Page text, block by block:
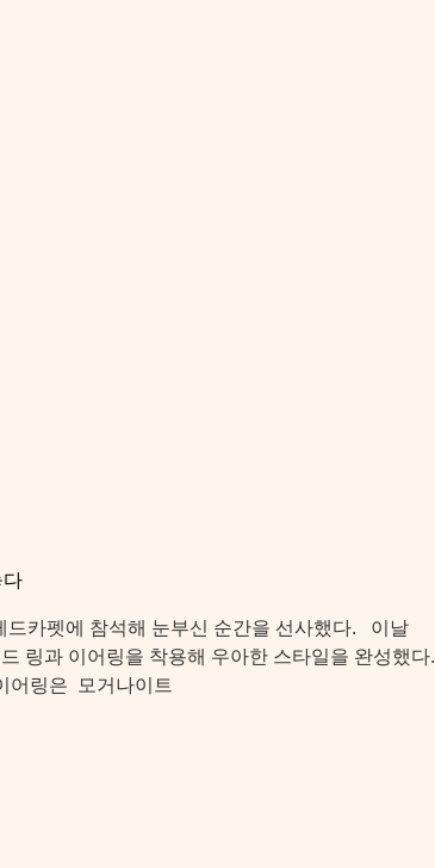
다
드카펫에 참석해 눈부신 순간을 선사했다. 이날
링과 이어링을 착용해 우아한 스타일을 완성했다.
어링은 모거나이트